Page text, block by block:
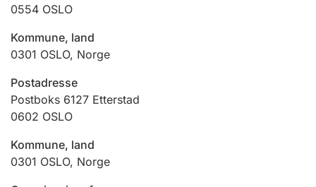
Ektepaktveileder
Offentlig sektor
Andre tema
0554 OSLO
Kommune, land
0301 OSLO, Norge
Postadresse
Postboks 6127 Etterstad
0602 OSLO
Kommune, land
0301 OSLO, Norge